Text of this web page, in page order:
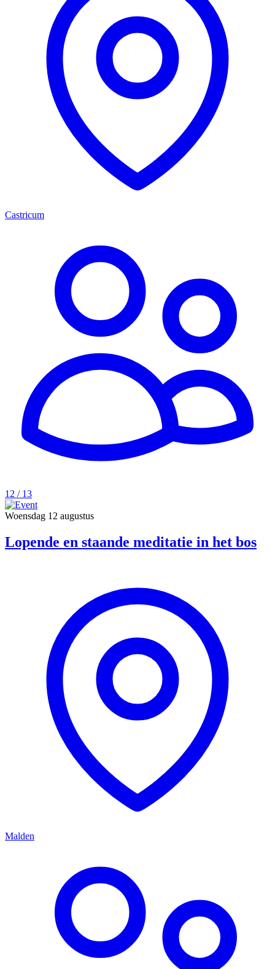
Castricum
12 / 13
Woensdag 12 augustus
Lopende en staande meditatie in het bos
Malden